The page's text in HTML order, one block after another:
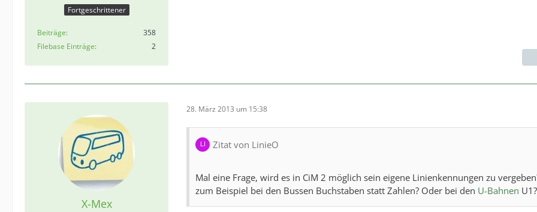
Fortgeschrittener
Beiträge
358
Filebase Einträge
2
X-Mex
28. März 2013 um 15:38
Zitat von LinieO
Mal eine Frage, wird es in CiM 2 möglich sein eigene Linienkennungen zu
zum Beispiel bei den Bussen Buchstaben statt Zahlen? Oder bei den U-Bahnen U1?